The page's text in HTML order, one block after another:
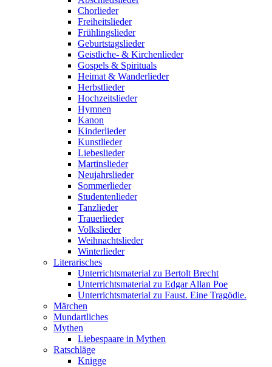
Chorlieder
Freiheitslieder
Frühlingslieder
Geburtstagslieder
Geistliche- & Kirchenlieder
Gospels & Spirituals
Heimat & Wanderlieder
Herbstlieder
Hochzeitslieder
Hymnen
Kanon
Kinderlieder
Kunstlieder
Liebeslieder
Martinslieder
Neujahrslieder
Sommerlieder
Studentenlieder
Tanzlieder
Trauerlieder
Volkslieder
Weihnachtslieder
Winterlieder
Literarisches
Unterrichtsmaterial zu Bertolt Brecht
Unterrichtsmaterial zu Edgar Allan Poe
Unterrichtsmaterial zu Faust. Eine Tragödie.
Märchen
Mundartliches
Mythen
Liebespaare in Mythen
Ratschläge
Knigge